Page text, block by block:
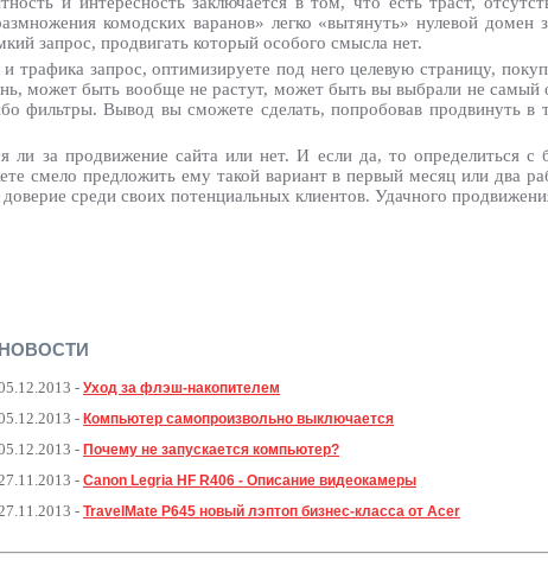
комодских варанов» легко «вытянуть» нулевой домен
запрос, продвигать который особого смысла нет.
трафика запрос, оптимизируете под него целевую страницу,
может быть вообще не растут, может быть вы выбрали не
фильтры. Вывод вы сможете сделать, попробовав продвинуть в
за продвижение сайта или нет. И если да, то определиться с
смело предложить ему такой вариант в первый месяц или два
среди своих потенциальных клиентов. Удачного
НОВОСТИ
- Уход за флэш-накопителем
- Компьютер самопроизвольно выключается
- Почему не запускается компьютер?
- Canon Legria HF R406 - Описание видеокамеры
- TravelMate P645 новый лэптоп бизнес-класса от Acer